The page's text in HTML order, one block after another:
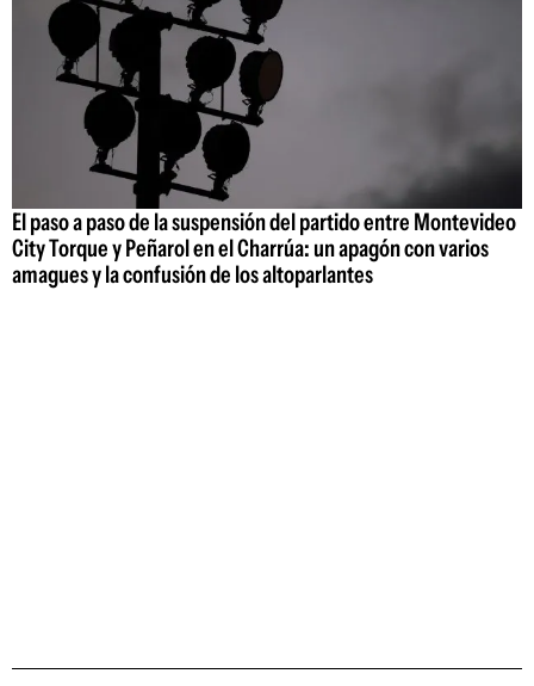
El paso a paso de la suspensión del partido entre Montevideo
City Torque y Peñarol en el Charrúa: un apagón con varios
amagues y la confusión de los altoparlantes